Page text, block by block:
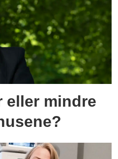
eller mindre